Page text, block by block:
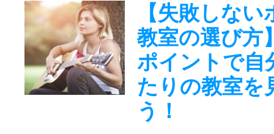
【失敗しな
教室の選び方
ポイントで自
たりの教室を
う！